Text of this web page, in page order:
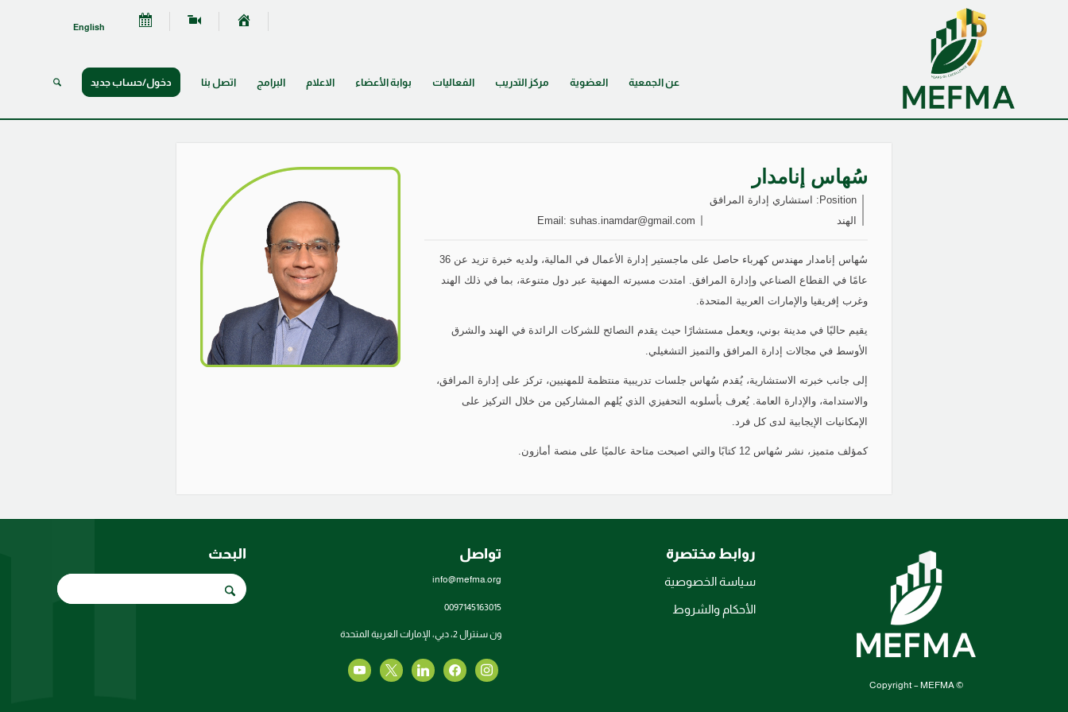
English
عن الجمعية العضوية مركز التدريب الفعاليات بوابة الأعضاء الاعلام البرامج اتصل بنا دخول/حساب جديد
سُهاس إنامدار
Position:
استشاري إدارة المرافق
الهند
Email: suhas.inamdar@gmail.com
سُهاس إنامدار مهندس كهرباء حاصل على ماجستير إدارة الأعمال في المالية، ولديه خبرة تزيد عن 36
عامًا في القطاع الصناعي وإدارة المرافق. امتدت مسيرته المهنية عبر دول متنوعة، بما في ذلك الهند
وغرب إفريقيا والإمارات العربية المتحدة.
يقيم حاليًا في مدينة بوني، ويعمل مستشارًا حيث يقدم النصائح للشركات الرائدة في الهند والشرق
الأوسط في مجالات إدارة المرافق والتميز التشغيلي.
إلى جانب خبرته الاستشارية، يُقدم سُهاس جلسات تدريبية منتظمة للمهنيين، تركز على إدارة المرافق،
والاستدامة، والإدارة العامة. يُعرف بأسلوبه التحفيزي الذي يُلهم المشاركين من خلال التركيز على
الإمكانيات الإيجابية لدى كل فرد.
كمؤلف متميز، نشر سُهاس 12 كتابًا والتي اصبحت متاحة عالميًا على منصة أمازون.
© Copyright – MEFMA
روابط مختصرة
سياسة الخصوصية
الأحكام والشروط
تواصل
info@mefma.org
0097145163015
ون سنترال 2، دبي، الإمارات العربية المتحدة
البحث